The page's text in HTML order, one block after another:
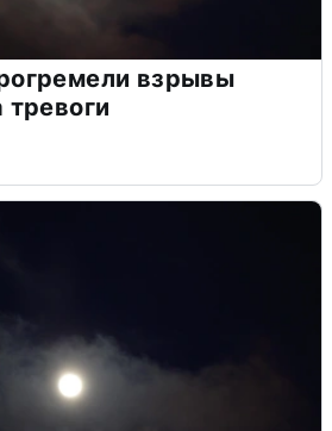
взрывы
тревоги